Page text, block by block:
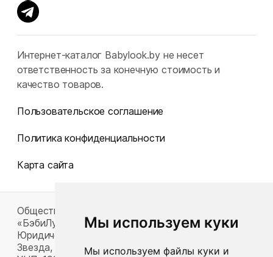
Мы используем куки
Мы используем файлы куки и
Интернет-каталог Babylook.by не несет
ответственность за конечную стоимость и
качество товаров.
Пользовательское соглашение
Политика конфиденциальности
Карта сайта
Общество с ограниченной ответственностью
«БэбиЛук»
Юридический адрес: 220117, г. Минск, пр-т Газеты
Звезда, д. 16, пом. 52